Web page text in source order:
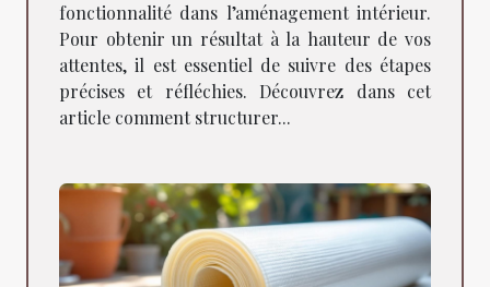
fonctionnalité dans l’aménagement intérieur.
Pour obtenir un résultat à la hauteur de vos
attentes, il est essentiel de suivre des étapes
précises et réfléchies. Découvrez dans cet
article comment structurer...